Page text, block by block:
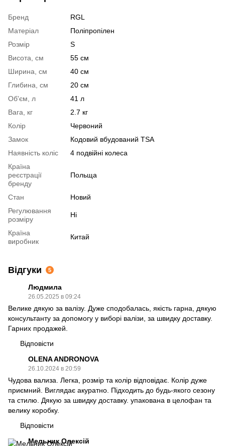
Бренд
RGL
Матеріал
Поліпропілен
Розмір
S
Висота, см
55 см
Ширина, см
40 см
Глибина, см
20 см
Об'єм, л
41 л
Вага, кг
2.7 кг
Колір
Червоний
Замок
Кодовий вбудований TSA
Наявність коліс
4 подвійні колеса
Країна
реєстрації
бренду
Польща
Стан
Новий
Регулювання
розміру
Ні
Країна
виробник
Китай
Відгуки 5
Людмила
26.05.2025 в 09:24
Велике дякую за валізу. Дуже сподобалась, якість гарна, дякую
консультанту за допомогу у виборі валізи, за швидку доставку.
Гарних продажей.
Відповісти
OLENA ANDRONOVA
26.10.2024 в 20:59
Чудова вализа. Легка, розмір та колір відповідає. Колір дуже
приємний. Виглядає акуратно. Підходить до будь-якого сезону
та стилю. Дякую за швидку доставку. упакована в целофан та
велику коробку.
Відповісти
Мельник Олексій